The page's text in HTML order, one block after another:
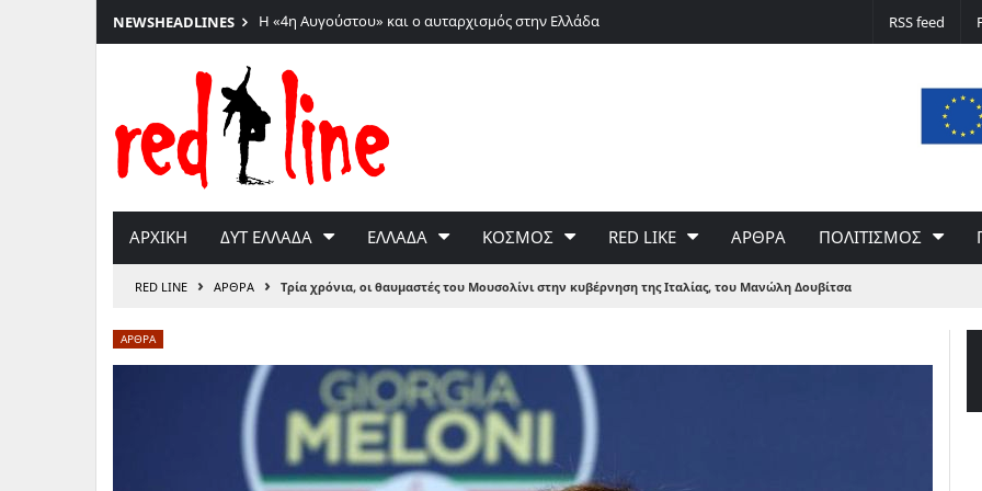
Μετάβαση
στο
περιεχόμενο
NEWSHEADLINES Η «4η Αυγούστου» και ο αυταρχισμός στην Ελλάδα RSS feed
ΑΡΧΙΚΗ ΔΥΤ ΕΛΛΑΔΑ ΕΛΛΑΔΑ ΚΟΣΜΟΣ RED LIKE ΑΡΘΡΑ ΠΟΛΙΤΙΣΜΟΣ
RED LINE › ΑΡΘΡΑ › Τρία χρόνια, οι θαυμαστές του Μουσολίνι στην κυβέρνηση της Ιταλίας, του Μανώλη Δουβίτσα
ΑΡΘΡΑ